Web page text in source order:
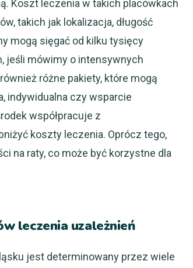
Koszt leczenia w takich placówkach
takich jak lokalizacja, długość
mogą sięgać od kilku tysięcy
jeśli mówimy o intensywnych
różne pakiety, które mogą
indywidualna czy wsparcie
współpracuje z
koszty leczenia. Oprócz tego,
na raty, co może być korzystne dla
leczenia uzależnień
jest determinowany przez wiele